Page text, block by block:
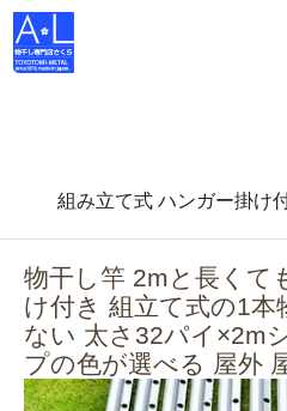
物干し竿 物干し台 布団干し が
。スタンダードな物干し・布団
し-- 創業45年の老舗物干しメー
組み立て式 ハンガー掛け
物干し竿 2mと長くて
け付き 組立て式の1本
ない 太さ32パイ×2m
プの色が選べる 屋外